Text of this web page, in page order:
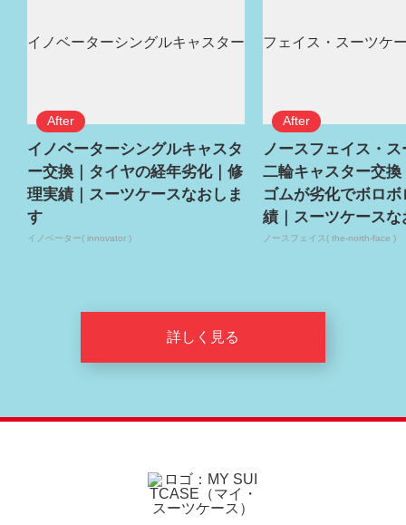
イノベーターシングルキャスタ
ー交換｜タイヤの経年劣化｜修
理実績｜スーツケースなおしま
す
イノベーター( innovator )
ノースフェイス・
二輪キャスター交換
ゴムが劣化でボロ
績｜スーツケースな
ノースフェイス( the-north-face )
詳しく見る